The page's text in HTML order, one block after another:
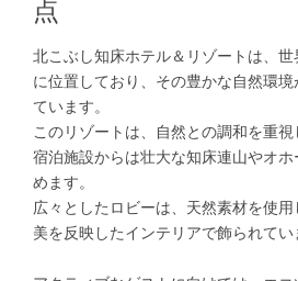
点
北こぶし知床ホテル＆リゾートは、
に位置しており、その豊かな自然環
ています。
このリゾートは、自然との調和を重
宿泊施設からは壮大な知床連山やオ
めます。
広々としたロビーは、天然素材を使
美を反映したインテリアで飾られてい